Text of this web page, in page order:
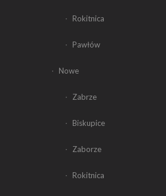
Rokitnica
Pawłów
Nowe
Zabrze
Biskupice
Zaborze
Rokitnica